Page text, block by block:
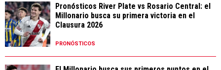
Pronósticos River Plate vs Rosario Central: el
Millonario busca su primera victoria en el
Clausura 2026
PRONÓSTICOS